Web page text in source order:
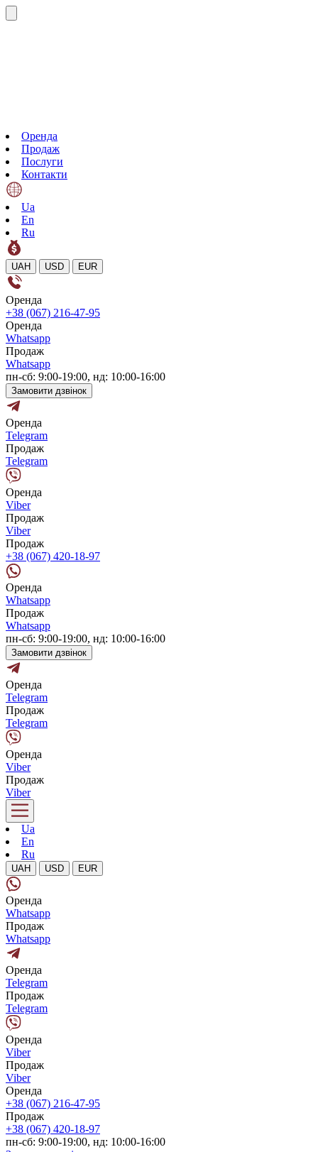
Оренда
Продаж
Послуги
Контакти
Ua
En
Ru
UAH USD EUR
Оренда
+38 (067) 216-47-95
Оренда
Whatsapp
Продаж
Whatsapp
пн-сб: 9:00-19:00, нд: 10:00-16:00
Замовити дзвінок
Оренда
Telegram
Продаж
Telegram
Оренда
Viber
Продаж
Viber
Продаж
+38 (067) 420-18-97
Оренда
Whatsapp
Продаж
Whatsapp
пн-сб: 9:00-19:00, нд: 10:00-16:00
Замовити дзвінок
Оренда
Telegram
Продаж
Telegram
Оренда
Viber
Продаж
Viber
Ua
En
Ru
UAH USD EUR
Оренда
Whatsapp
Продаж
Whatsapp
Оренда
Telegram
Продаж
Telegram
Оренда
Viber
Продаж
Viber
Оренда
+38 (067) 216-47-95
Продаж
+38 (067) 420-18-97
пн-сб: 9:00-19:00, нд: 10:00-16:00